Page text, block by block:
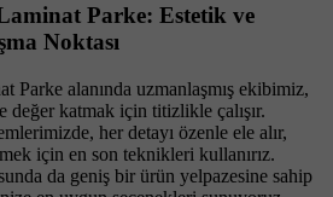
Parke: Estetik ve
Noktası
Parke alanında uzmanlaşmış ekibimiz,
değer katmak için titizlikle çalışır.
her detayı özenle ele alır,
için en son teknikleri kullanırız.
da geniş bir ürün yelpazesine sahip